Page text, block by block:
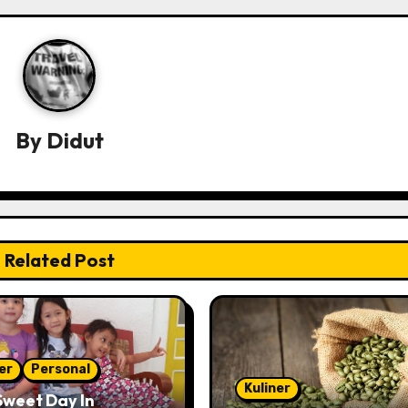
By Didut
Related Post
Personal
Day In
Kuliner